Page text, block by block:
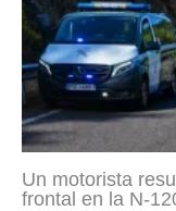
Un motorista
frontal en la N-